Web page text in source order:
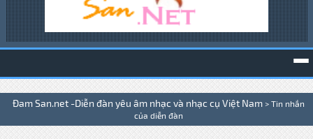
Đam San.net -Diễn đàn yêu âm nhạc và nhạc cụ Việt Nam > Tin nhắn
của diễn đàn